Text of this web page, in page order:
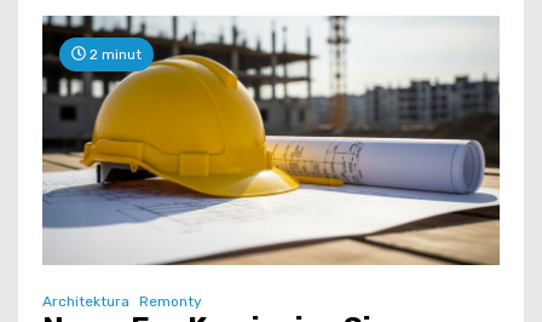
2 minut
Architektura Remonty